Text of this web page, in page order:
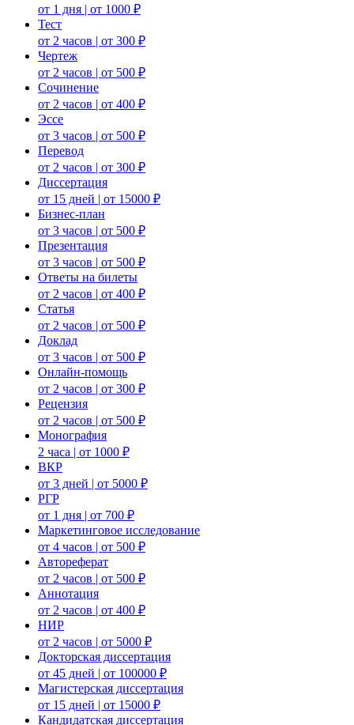
от 1 дня | от 1000 ₽
Тест
от 2 часов | от 300 ₽
Чертеж
от 2 часов | от 500 ₽
Сочинение
от 2 часов | от 400 ₽
Эссе
от 3 часов | от 500 ₽
Перевод
от 2 часов | от 300 ₽
Диссертация
от 15 дней | от 15000 ₽
Бизнес-план
от 3 часов | от 500 ₽
Презентация
от 3 часов | от 500 ₽
Ответы на билеты
от 2 часов | от 400 ₽
Статья
от 2 часов | от 500 ₽
Доклад
от 3 часов | от 500 ₽
Онлайн-помощь
от 2 часов | от 300 ₽
Рецензия
от 2 часов | от 500 ₽
Монография
2 часа | от 1000 ₽
ВКР
от 3 дней | от 5000 ₽
РГР
от 1 дня | от 700 ₽
Маркетинговое исследование
от 4 часов | от 500 ₽
Автореферат
от 2 часов | от 500 ₽
Аннотация
от 2 часов | от 400 ₽
НИР
от 2 часов | от 5000 ₽
Докторская диссертация
от 45 дней | от 100000 ₽
Магистерская диссертация
от 15 дней | от 15000 ₽
Кандидатская диссертация